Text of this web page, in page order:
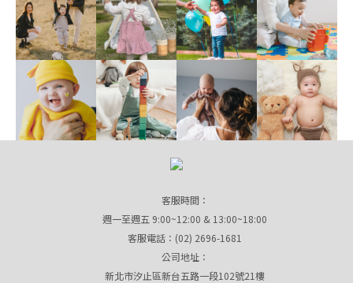
客服時間：
週一至週五 9:00~12:00 & 13:00~18:00
客服電話：(02) 2696-1681
公司地址：
新北市汐止區新台五路一段102號21樓